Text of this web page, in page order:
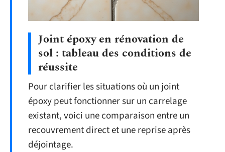
Joint époxy en rénovation de
sol : tableau des conditions de
réussite
Pour clarifier les situations où un joint
époxy peut fonctionner sur un carrelage
existant, voici une comparaison entre un
recouvrement direct et une reprise après
déjointage.